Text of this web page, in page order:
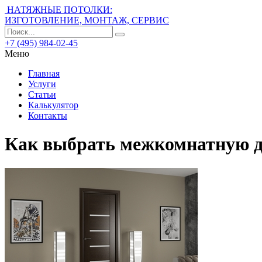
НАТЯЖНЫЕ ПОТОЛКИ:
ИЗГОТОВЛЕНИЕ, МОНТАЖ, СЕРВИС
+7 (495) 984-02-45
Меню
Главная
Услуги
Статьи
Калькулятор
Контакты
Как выбрать межкомнатную